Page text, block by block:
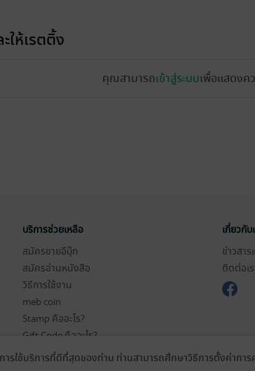
ให้เรตติ้ง
คุณสามารถเข้าสู่ระบบเพื่อแสดงค
บริการช่วยเหลือ
สมัครขายอีบุ๊ก
สมัครอ่านหนังสือ
วิธีการใช้งาน
meb coin
Stamp คืออะไร?
Gift Code คืออะไร?
เงื่อนไขในการใช้บริการ
เกี่ยวกับ
ข่าวสา
ติดต่อเ
รใช้บริการที่ดีที่สุดของท่าน ท่านสามารถศึกษาวิธีการตั้งค่าก